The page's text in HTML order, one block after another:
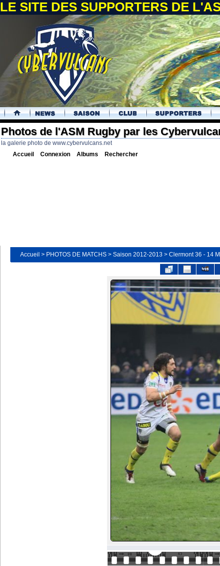
LE SITE DES SUPPORTERS DE
.
Photos de l'ASM Rugby par les
la galerie photo de www.cybervulcans.net
Accueil Connexion Albums Rechercher
Accueil > PHOTOS DE MATCHS > Saison 2012-2013 > Clermont 36 - 14